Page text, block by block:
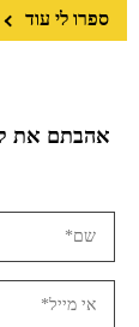
ספרו לי עוד
אהבתם את